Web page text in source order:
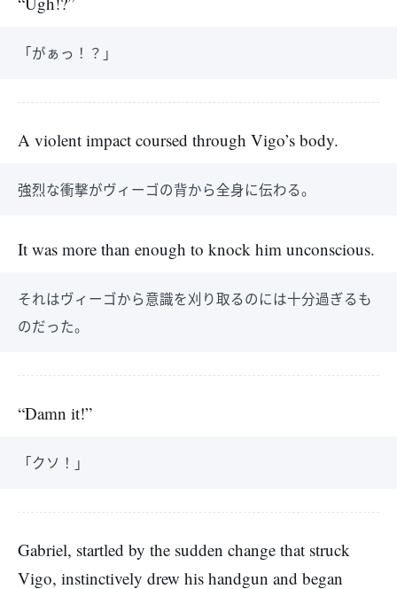
「がぁっ！？」
A violent impact coursed through Vigo’s body.
強烈な衝撃がヴィーゴの背から全身に伝わる。
It was more than enough to knock him unconscious.
それはヴィーゴから意識を刈り取るのには十分過ぎるも
のだった。
“Damn it!”
「クソ！」
Gabriel, startled by the sudden change that struck
Vigo, instinctively drew his handgun and began